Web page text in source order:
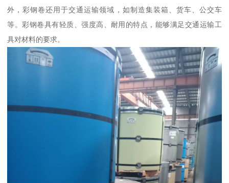
外，彩钢卷还用于交通运输领域，如制造集装箱、货车、公交车
等。彩钢卷具有轻质、强度高、耐用的特点，能够满足交通运输工
具对材料的要求。